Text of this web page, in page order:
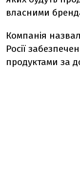
власними
Компанія
Росії
продуктами за